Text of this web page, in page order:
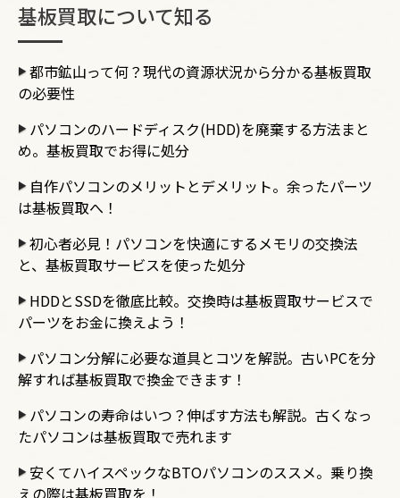
基板買取について知る
都市鉱山って何？現代の資源状況から分かる基板買取
の必要性
パソコンのハードディスク(HDD)を廃棄する方法まと
め。基板買取でお得に処分
自作パソコンのメリットとデメリット。余ったパーツ
は基板買取へ！
初心者必見！パソコンを快適にするメモリの交換法
と、基板買取サービスを使った処分
HDDとSSDを徹底比較。交換時は基板買取サービスで
パーツをお金に換えよう！
パソコン分解に必要な道具とコツを解説。古いPCを分
解すれば基板買取で換金できます！
パソコンの寿命はいつ？伸ばす方法も解説。古くなっ
たパソコンは基板買取で売れます
安くてハイスペックなBTOパソコンのススメ。乗り換